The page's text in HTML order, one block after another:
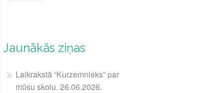
Jaunākās ziņas
Laikrakstā “Kurzemnieks” par
mūsu skolu. 26.06.2026.